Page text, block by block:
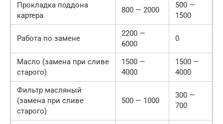
Прокладка поддона
картера
800 — 2000
500 —
1500
Работа по замене
2200 —
6000
0
Масло (замена при сливе
старого)
1500 —
4000
1500 —
4000
Фильтр масляный
(замена при сливе
старого)
500 — 1000
300 —
700